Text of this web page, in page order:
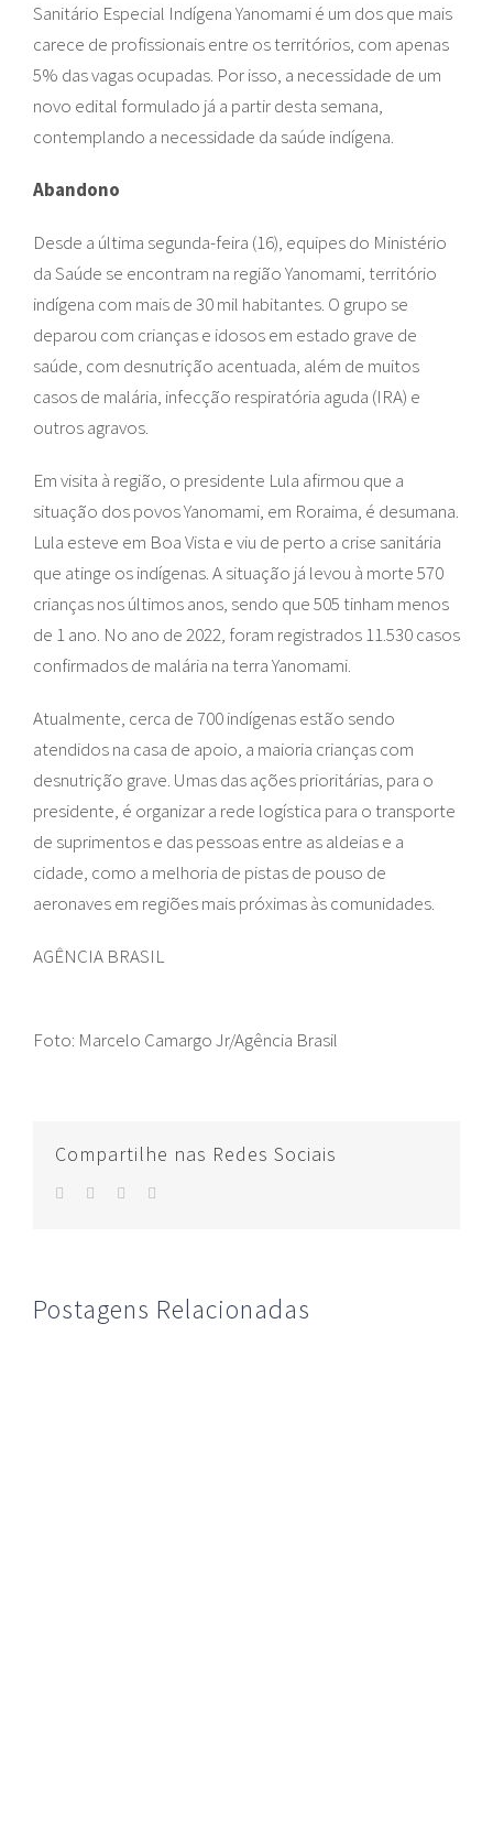
Sanitário Especial Indígena Yanomami é um dos que mais
carece de profissionais entre os territórios, com apenas
5% das vagas ocupadas. Por isso, a necessidade de um
novo edital formulado já a partir desta semana,
contemplando a necessidade da saúde indígena.
Abandono
Desde a última segunda-feira (16), equipes do Ministério
da Saúde se encontram na região Yanomami, território
indígena com mais de 30 mil habitantes. O grupo se
deparou com crianças e idosos em estado grave de
saúde, com desnutrição acentuada, além de muitos
casos de malária, infecção respiratória aguda (IRA) e
outros agravos.
Em visita à região, o presidente Lula afirmou que a
situação dos povos Yanomami, em Roraima, é desumana.
Lula esteve em Boa Vista e viu de perto a crise sanitária
que atinge os indígenas. A situação já levou à morte 570
crianças nos últimos anos, sendo que 505 tinham menos
de 1 ano. No ano de 2022, foram registrados 11.530 casos
confirmados de malária na terra Yanomami.
Atualmente, cerca de 700 indígenas estão sendo
atendidos na casa de apoio, a maioria crianças com
desnutrição grave. Umas das ações prioritárias, para o
presidente, é organizar a rede logística para o transporte
de suprimentos e das pessoas entre as aldeias e a
cidade, como a melhoria de pistas de pouso de
aeronaves em regiões mais próximas às comunidades.
AGÊNCIA BRASIL
Foto: Marcelo Camargo Jr/Agência Brasil
Compartilhe nas Redes Sociais
facebook
twitter whatsapp
Postagens Relacionadas